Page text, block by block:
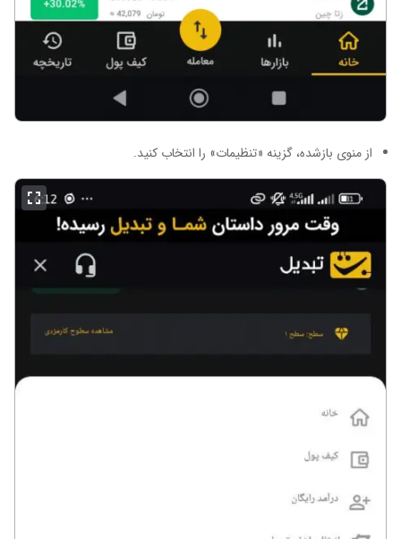
از منوی بازشده، گزینه «تنظیمات» را انتخاب کنید.